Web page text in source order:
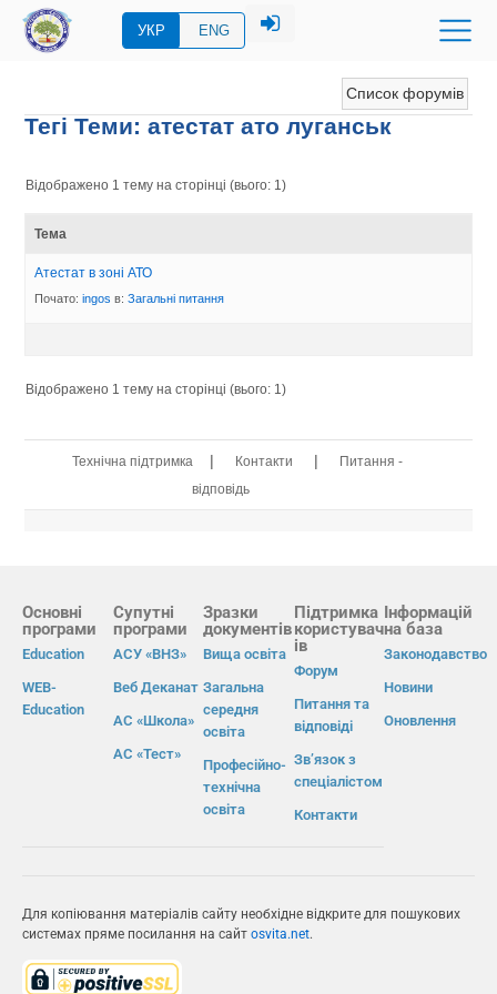
УКР ENG
Список форумів
Тегі Теми: атестат ато луганськ
Відображено 1 тему на сторінці (вього: 1)
Тема
Атестат в зоні АТО
Почато:ingos в:Загальні питання
Відображено 1 тему на сторінці (вього: 1)
Технічна підтримка | Контакти |
Питання -
відповідь
Основні
програми
Education
WEB-
Education
Супутні
програми
АСУ «ВНЗ»
Веб Деканат
АС «Школа»
АС «Тест»
Зразки
документів
Вища освіта
Загальна
середня
освіта
Професійно-
технічна
освіта
Підтримка
користувач
ів
Форум
Питання та
відповіді
Зв’язок з
спеціалістом
Контакти
Інформацій
на база
Законодавство
Новини
Оновлення
Для копіювання матеріалів сайту необхідне відкрите для пошукових
системах пряме посилання на сайт osvita.net.